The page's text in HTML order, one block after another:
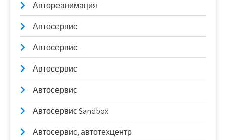
Автореанимация
Автосервис
Автосервис
Автосервис
Автосервис
Автосервис Sandbox
Автосервис, автотехцентр